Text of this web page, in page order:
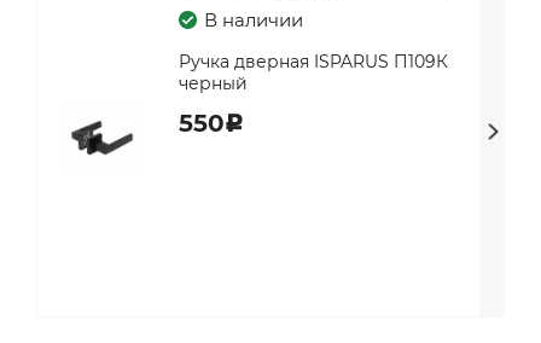
В наличии
Ручка дверная ISPARUS П109К
черный
550c